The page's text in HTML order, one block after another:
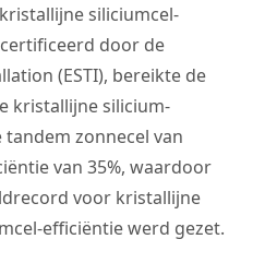
siliciumcel-
door de
(ESTI), bereikte de
kristallijne silicium-
zonnecel van
van 35%, waardoor
voor kristallijne
efficiëntie werd gezet.